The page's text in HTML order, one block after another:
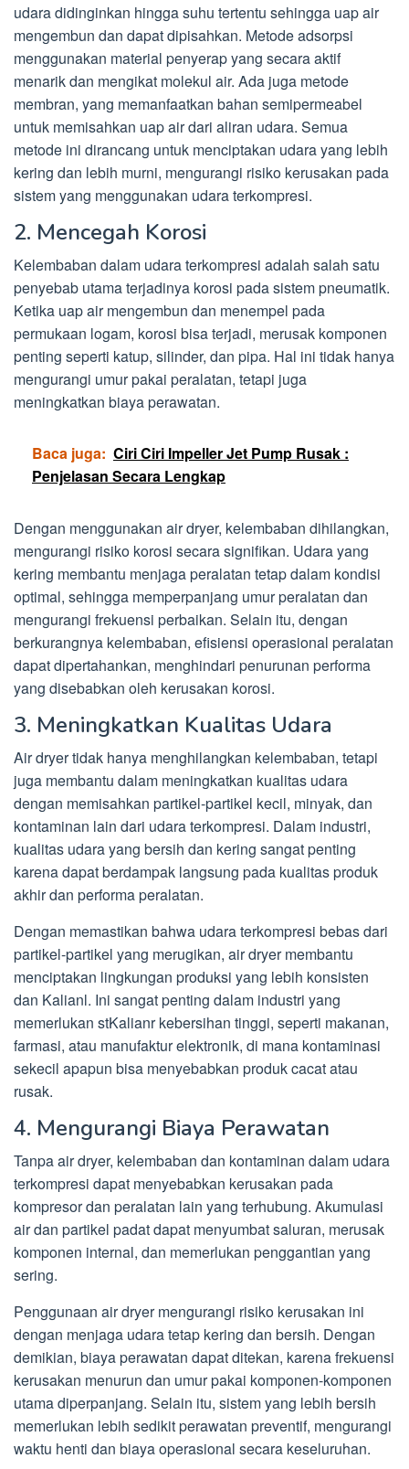
udara didinginkan hingga suhu tertentu sehingga uap air
mengembun dan dapat dipisahkan. Metode adsorpsi
menggunakan material penyerap yang secara aktif
menarik dan mengikat molekul air. Ada juga metode
membran, yang memanfaatkan bahan semipermeabel
untuk memisahkan uap air dari aliran udara. Semua
metode ini dirancang untuk menciptakan udara yang lebih
kering dan lebih murni, mengurangi risiko kerusakan pada
sistem yang menggunakan udara terkompresi.
2. Mencegah Korosi
Kelembaban dalam udara terkompresi adalah salah satu
penyebab utama terjadinya korosi pada sistem pneumatik.
Ketika uap air mengembun dan menempel pada
permukaan logam, korosi bisa terjadi, merusak komponen
penting seperti katup, silinder, dan pipa. Hal ini tidak hanya
mengurangi umur pakai peralatan, tetapi juga
meningkatkan biaya perawatan.
Baca juga: Ciri Ciri Impeller Jet Pump Rusak :
Penjelasan Secara Lengkap
Dengan menggunakan air dryer, kelembaban dihilangkan,
mengurangi risiko korosi secara signifikan. Udara yang
kering membantu menjaga peralatan tetap dalam kondisi
optimal, sehingga memperpanjang umur peralatan dan
mengurangi frekuensi perbaikan. Selain itu, dengan
berkurangnya kelembaban, efisiensi operasional peralatan
dapat dipertahankan, menghindari penurunan performa
yang disebabkan oleh kerusakan korosi.
3. Meningkatkan Kualitas Udara
Air dryer tidak hanya menghilangkan kelembaban, tetapi
juga membantu dalam meningkatkan kualitas udara
dengan memisahkan partikel-partikel kecil, minyak, dan
kontaminan lain dari udara terkompresi. Dalam industri,
kualitas udara yang bersih dan kering sangat penting
karena dapat berdampak langsung pada kualitas produk
akhir dan performa peralatan.
Dengan memastikan bahwa udara terkompresi bebas dari
partikel-partikel yang merugikan, air dryer membantu
menciptakan lingkungan produksi yang lebih konsisten
dan Kalianl. Ini sangat penting dalam industri yang
memerlukan stKalianr kebersihan tinggi, seperti makanan,
farmasi, atau manufaktur elektronik, di mana kontaminasi
sekecil apapun bisa menyebabkan produk cacat atau
rusak.
4. Mengurangi Biaya Perawatan
Tanpa air dryer, kelembaban dan kontaminan dalam udara
terkompresi dapat menyebabkan kerusakan pada
kompresor dan peralatan lain yang terhubung. Akumulasi
air dan partikel padat dapat menyumbat saluran, merusak
komponen internal, dan memerlukan penggantian yang
sering.
Penggunaan air dryer mengurangi risiko kerusakan ini
dengan menjaga udara tetap kering dan bersih. Dengan
demikian, biaya perawatan dapat ditekan, karena frekuensi
kerusakan menurun dan umur pakai komponen-komponen
utama diperpanjang. Selain itu, sistem yang lebih bersih
memerlukan lebih sedikit perawatan preventif, mengurangi
waktu henti dan biaya operasional secara keseluruhan.